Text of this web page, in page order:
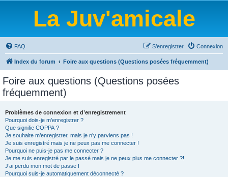
La Juv'amicale
FAQ Connexion
S’enregistrer
Index du forum Foire aux questions (Questions posées fréquemment)
Foire aux questions (Questions posées
fréquemment)
Problèmes de connexion et d’enregistrement
Pourquoi dois-je m’enregistrer ?
Que signifie COPPA ?
Je souhaite m’enregistrer, mais je n’y parviens pas !
Je suis enregistré mais je ne peux pas me connecter !
Pourquoi ne puis-je pas me connecter ?
Je me suis enregistré par le passé mais je ne peux plus me connecter ?!
J’ai perdu mon mot de passe !
Pourquoi suis-je automatiquement déconnecté ?